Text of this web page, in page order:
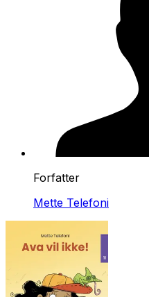
Forfatter
Mette Telefoni